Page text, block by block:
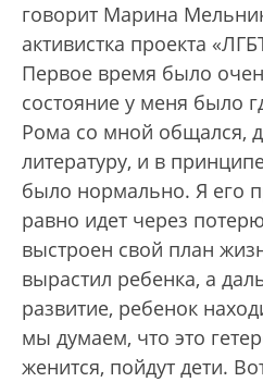
говорит Марина
активистка проекта
Первое время было
состояние у меня было
Рома со мной общался,
литературу, и в
было нормально. Я его
равно идет через
выстроен свой план
вырастил ребенка, а
развитие, ребенок
мы думаем, что это
женится, пойдут дети.